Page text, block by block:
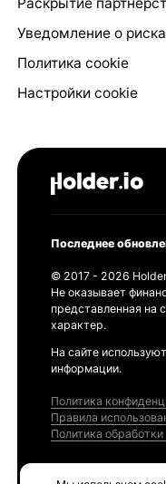
Раскрытие
Уведомление о
Политика cookie
Настройки cookie
Последнее
© 2017 - 2026
Не оказывает
представленная на
характер.
На сайте
информации.
Политика
Правила
Политика